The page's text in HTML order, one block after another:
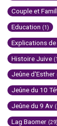
Couple et
Education (1)
Explications de
Histoire Juive
Jeûne d'Esther
Jeûne du 10
Jeûne du 9 Av
Lag Baomer (29)